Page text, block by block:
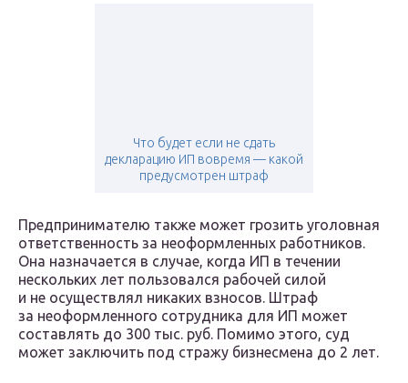
Что будет если не сдать
декларацию ИП вовремя — какой
предусмотрен штраф
Предпринимателю также может грозить уголовная
ответственность за неоформленных работников.
Она назначается в случае, когда ИП в течении
нескольких лет пользовался рабочей силой
и не осуществлял никаких взносов. Штраф
за неоформленного сотрудника для ИП может
составлять до 300 тыс. руб. Помимо этого, суд
может заключить под стражу бизнесмена до 2 лет.